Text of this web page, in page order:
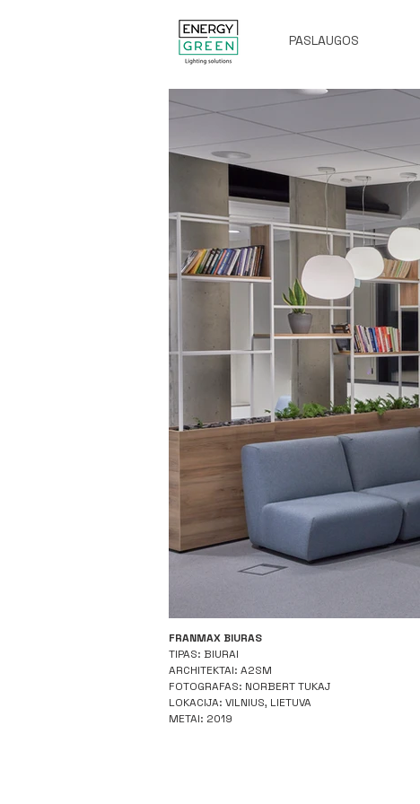
PASLAUGOS
FRANMAX BIURAS
TIPAS: BIURAI
ARCHITEKTAI: A2SM
FOTOGRAFAS: NORBERT TUKAJ
LOKACIJA: VILNIUS, LIETUVA
METAI: 2019